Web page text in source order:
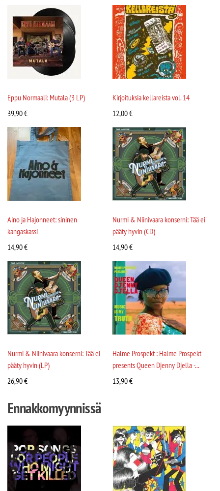
Eppu Normaali: Mutala (3 LP)
39,90€
Kirjoituksia kellareista vol. 14
12,00€
Aino ja Hajonneet: sininen
kangaskassi
14,90€
Nurmi & Niinivaara konserni: Tää ei
pääty hyvin (CD)
14,90€
Nurmi & Niinivaara konserni: Tää ei
pääty hyvin (LP)
26,90€
Halme Prospekt : Halme Prospekt
presents Queen Djenny Djella -...
13,90€
Ennakkomyynnissä